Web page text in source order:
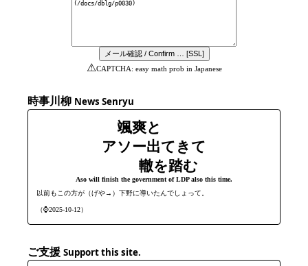
⚠CAPTCHA: easy math prob in Japanese
時事川柳 News Senryu
颯爽と
アソー出てきて
轍を踏む
Aso will finish the government of LDP also this time.
以前もこの方が（げや→）下野に導いたんでしょって。
（⌚2025-10-12）
ご支援 Support this site.